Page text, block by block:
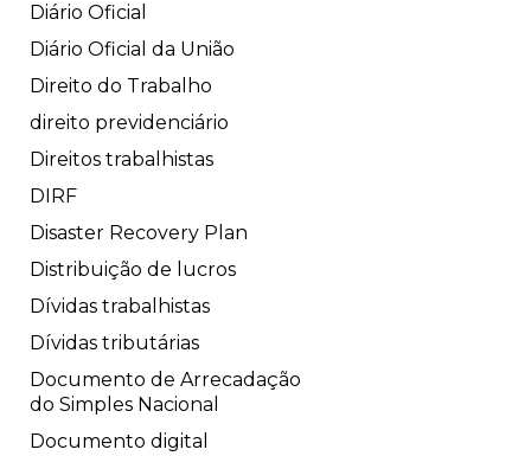
Diário Oficial
Diário Oficial da União
Direito do Trabalho
direito previdenciário
Direitos trabalhistas
DIRF
Disaster Recovery Plan
Distribuição de lucros
Dívidas trabalhistas
Dívidas tributárias
Documento de Arrecadação
do Simples Nacional
Documento digital